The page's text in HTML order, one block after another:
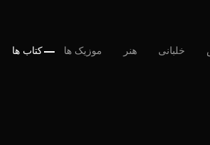
خلبانی هنر موزیک ها کتاب ها